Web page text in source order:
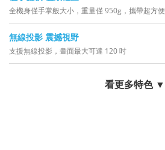
全機身僅手掌般大小，重量僅 950g，攜帶超方便
無線投影 震撼視野
支援無線投影，畫面最大可達 120 吋
看更多特色 ▼